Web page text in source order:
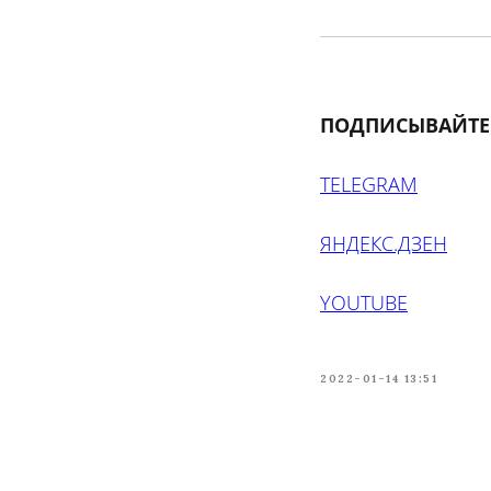
TELEGRAM
ЯНДЕКС.ДЗЕН
YOUTUBE
2022-01-14 13:51